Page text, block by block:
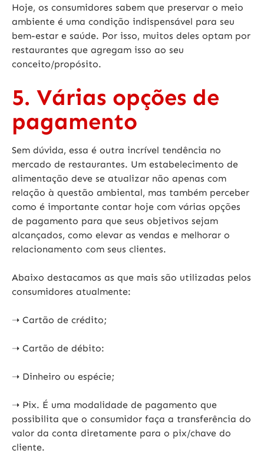
Hoje, os consumidores sabem que preservar o meio
ambiente é uma condição indispensável para seu
bem-estar e saúde. Por isso, muitos deles optam por
restaurantes que agregam isso ao seu
conceito/propósito.
5. Várias opções de
pagamento
Sem dúvida, essa é outra incrível tendência no
mercado de restaurantes. Um estabelecimento de
alimentação deve se atualizar não apenas com
relação à questão ambiental, mas também perceber
como é importante contar hoje com várias opções
de pagamento para que seus objetivos sejam
alcançados, como elevar as vendas e melhorar o
relacionamento com seus clientes.
Abaixo destacamos as que mais são utilizadas pelos
consumidores atualmente:
➝ Cartão de crédito;
➝ Cartão de débito:
➝ Dinheiro ou espécie;
➝ Pix. É uma modalidade de pagamento que
possibilita que o consumidor faça a transferência do
valor da conta diretamente para o pix/chave do
cliente.